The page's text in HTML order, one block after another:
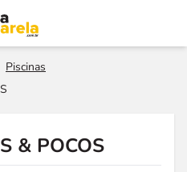
Piscinas
& POCOS